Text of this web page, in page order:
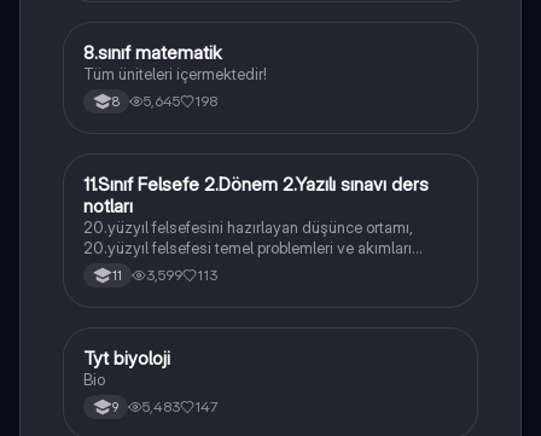
Matematik
8.sınıf matematik
Tüm üniteleri içermektedir!
8 5,645 198
Felsefe
11.Sınıf Felsefe 2.Dönem 2.Yazılı sınavı ders
notları
20.yüzyıl felsefesini hazırlayan düşünce ortamı,
20.yüzyıl felsefesi temel problemleri ve akımları
konularını içermektedir
11 3,599 113
Biyoloji
Tyt biyoloji
Bio
9 5,483 147